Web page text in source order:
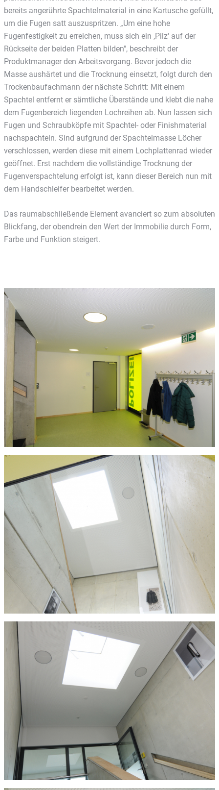
bereits angerührte Spachtelmaterial in eine Kartusche gefüllt,
um die Fugen satt auszuspritzen. „Um eine hohe
Fugenfestigkeit zu erreichen, muss sich ein ‚Pilz' auf der
Rückseite der beiden Platten bilden", beschreibt der
Produktmanager den Arbeitsvorgang. Bevor jedoch die
Masse aushärtet und die Trocknung einsetzt, folgt durch den
Trockenbaufachmann der nächste Schritt: Mit einem
Spachtel entfernt er sämtliche Überstände und klebt die nahe
dem Fugenbereich liegenden Lochreihen ab. Nun lassen sich
Fugen und Schraubköpfe mit Spachtel- oder Finishmaterial
nachspachteln. Sind aufgrund der Spachtelmasse Löcher
verschlossen, werden diese mit einem Lochplattenrad wieder
geöffnet. Erst nachdem die vollständige Trocknung der
Fugenverspachtelung erfolgt ist, kann dieser Bereich nun mit
dem Handschleifer bearbeitet werden.
Das raumabschließende Element avanciert so zum absoluten
Blickfang, der obendrein den Wert der Immobilie durch Form,
Farbe und Funktion steigert.